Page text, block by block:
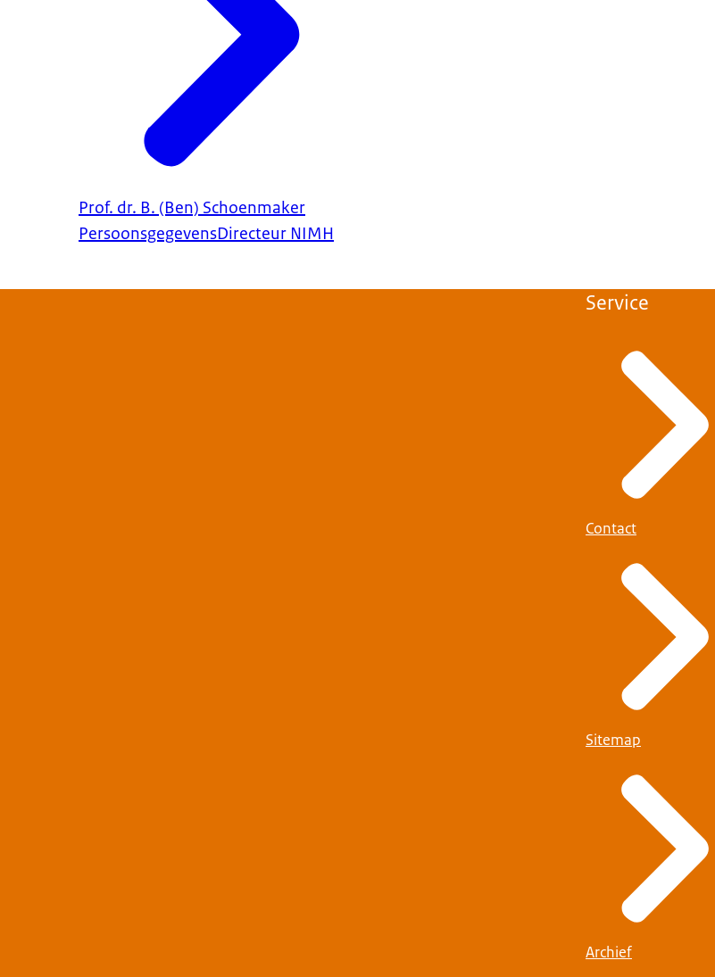
Prof. dr. B. (Ben) Schoenmaker
PersoonsgegevensDirecteur NIMH
Service
Contact
Sitemap
Archief